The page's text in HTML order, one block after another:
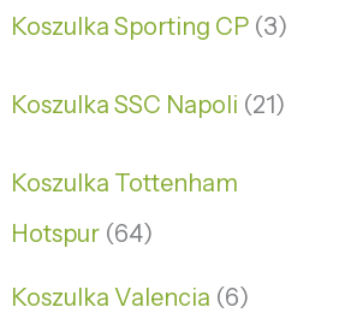
Koszulka Sporting CP 3
Koszulka SSC Napoli 21
Koszulka Tottenham
Hotspur 64
Koszulka Valencia 6